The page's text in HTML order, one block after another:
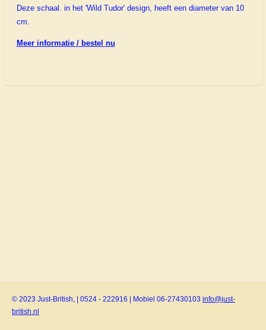
Deze schaal. in het 'Wild Tudor' design, heeft een diameter van 10
cm.
Meer informatie / bestel nu
© 2023 Just-British, | 0524 - 222916 | Mobiel 06-27430103 info@just-
british.nl